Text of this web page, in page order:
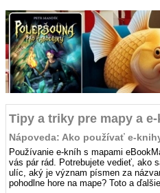
Tipy a triky pre mapy a
Nápoveda: Ako používať e-
Používanie e-kníh s mapami
vás pár rád. Potrebujete vedieť, ako
ulíc, aký je význam písmen za
pohodlne hore na mape? Toto a